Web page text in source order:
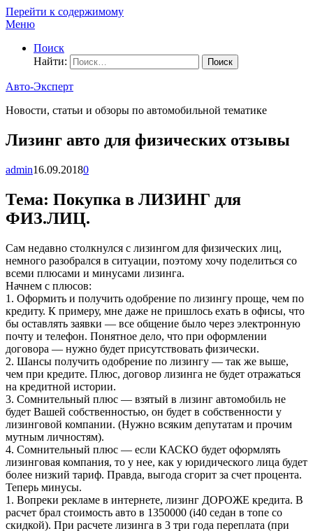
Перейти к содержимому
Меню
Поиск
Найти:
Авто-Эксперт
Новости, статьи и обзоры по автомобильной тематике
Лизинг авто для физических отзывы
admin16.09.20180
Тема: Покупка в ЛИЗИНГ для
ФИЗ.ЛИЦ.
Сам недавно столкнулся с лизингом для физических лиц,
немного разобрался в ситуации, поэтому хочу поделиться со
всеми плюсами и минусами лизинга.
Начнем с плюсов:
1. Оформить и получить одобрение по лизингу проще, чем по
кредиту. К примеру, мне даже не пришлось ехать в офисы, что
бы оставлять заявки — все общение было через электронную
почту и телефон. Понятное дело, что при оформлении
договора — нужно будет присутствовать физически.
2. Шансы получить одобрение по лизингу — так же выше,
чем при кредите. Плюс, договор лизинга не будет отражаться
на кредитной истории.
3. Сомнительный плюс — взятый в лизинг автомобиль не
будет Вашей собственностью, он будет в собственности у
лизинговой компании. (Нужно всяким депутатам и прочим
мутным личностям).
4. Сомнительный плюс — если КАСКО будет оформлять
лизинговая компания, то у нее, как у юридического лица будет
более низкий тариф. Правда, выгода сгорит за счет процента.
Теперь минусы.
1. Вопреки рекламе в интернете, лизинг ДОРОЖЕ кредита. В
расчет брал стоимость авто в 1350000 (i40 седан в топе со
скидкой). При расчете лизинга в 3 три года переплата (при